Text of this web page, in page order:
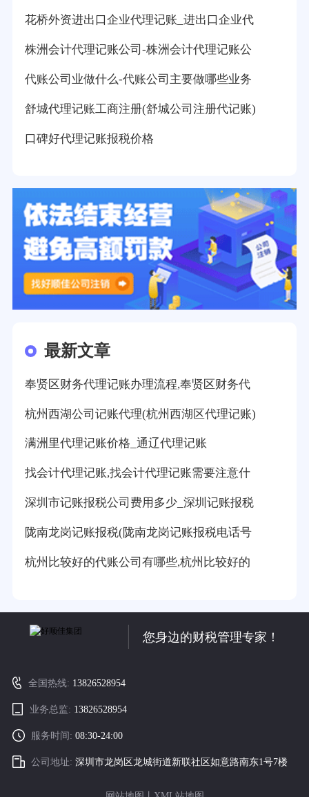
花桥外资进出口企业代理记账_进出口企业代
株洲会计代理记账公司-株洲会计代理记账公
代账公司业做什么-代账公司主要做哪些业务
舒城代理记账工商注册(舒城公司注册代记账)
口碑好代理记账报税价格
最新文章
奉贤区财务代理记账办理流程,奉贤区财务代
杭州西湖公司记账代理(杭州西湖区代理记账)
满洲里代理记账价格_通辽代理记账
找会计代理记账,找会计代理记账需要注意什
深圳市记账报税公司费用多少_深圳记账报税
陇南龙岗记账报税(陇南龙岗记账报税电话号
杭州比较好的代账公司有哪些,杭州比较好的
您身边的财税管理专家！
全国热线: 13826528954
业务总监: 13826528954
服务时间:08:30-24:00
公司地址:深圳市龙岗区龙城街道新联社区如意路南东1号7楼